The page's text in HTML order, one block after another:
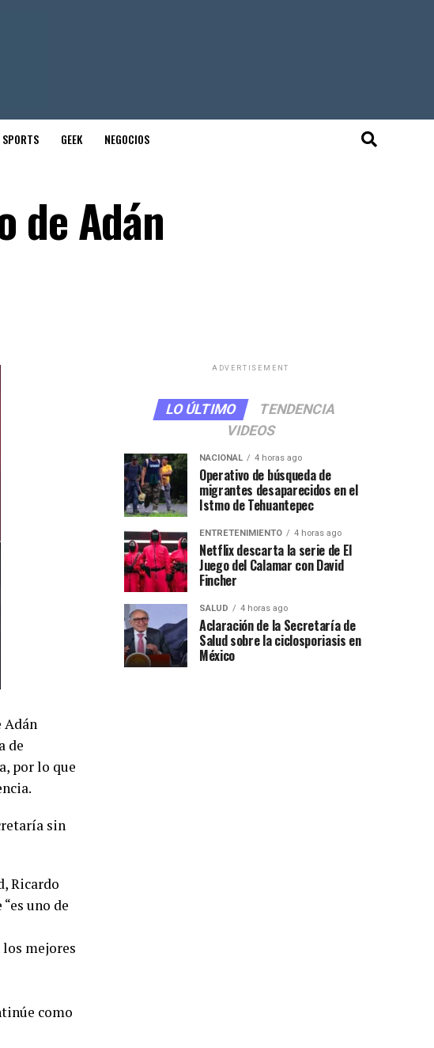
SPORTS GEEK NEGOCIOS
de Adán
Adán
de
por lo que
sin
Ricardo
uno de
mejores
como
ADVERTISEMENT
LO ÚLTIMO
TENDENCIA
VIDEOS
NACIONAL 4 horas ago
Operativo de búsqueda de
migrantes desaparecidos en el
Istmo de Tehuantepec
ENTRETENIMIENTO 4 horas ago
Netflix descarta la serie de El
Juego del Calamar con David
Fincher
SALUD 4 horas ago
Aclaración de la Secretaría de
Salud sobre la ciclosporiasis en
México